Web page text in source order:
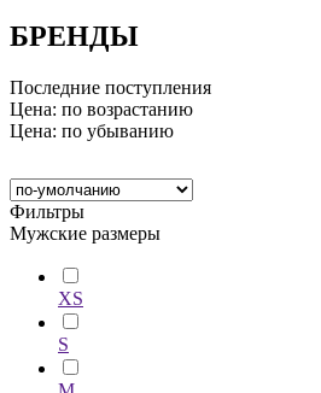
БРЕНДЫ
Последние поступления
Цена: по возрастанию
Цена: по убыванию
Фильтры
Мужские размеры
XS
S